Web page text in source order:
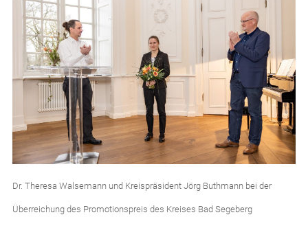
Dr. Theresa Walsemann und Kreispräsident Jörg Buthmann bei der
Überreichung des Promotionspreis des Kreises Bad Segeberg